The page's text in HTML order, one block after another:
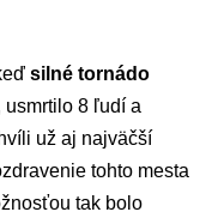
silné tornádo
usmrtilo 8 ľudí a
už aj najväčší
tohto mesta
tak bolo